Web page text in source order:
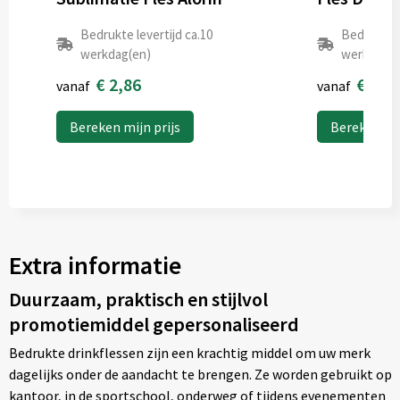
4
Bedrukte levertijd ca.10
werkdag(en)
vanaf € 2,86
Bereken mijn prijs
Bedrukte
vanaf €
Bereken
Extra informatie
Duurzaam, praktisch en stijlvol
promotiemiddel gepersonaliseerd
Bedrukte drinkflessen zijn een krachtig middel om uw merk
dagelijks onder de aandacht te brengen. Ze worden gebruikt op
kantoor, in de sportschool, onderweg of tijdens evenementen